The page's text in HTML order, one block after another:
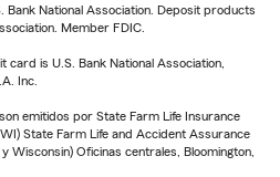
Bank National Association. Deposit products
Member FDIC.
is U.S. Bank National Association,
Inc.
emitidos por State Farm Life Insurance
State Farm Life and Accident Assurance
Wisconsin) Oficinas centrales, Bloomington,